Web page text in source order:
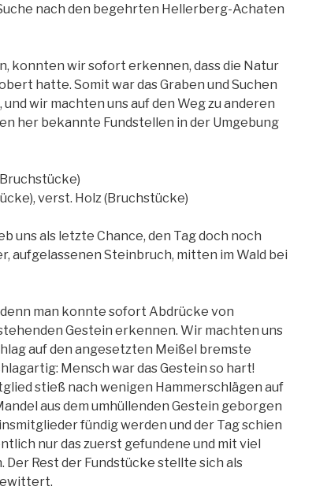
nach den begehrten Hellerberg-Achaten
konnten wir sofort erkennen, dass die Natur
hatte. Somit war das Graben und Suchen
wir machten uns auf den Weg zu anderen
her bekannte Fundstellen in der Umgebung
verst. Holz (Bruchstücke)
uns als letzte Chance, den Tag doch noch
aufgelassenen Steinbruch, mitten im Wald bei
man konnte sofort Abdrücke von
Gestein erkennen. Wir machten uns
auf den angesetzten Meißel bremste
Mensch war das Gestein so hart!
stieß nach wenigen Hammerschlägen auf
aus dem umhüllenden Gestein geborgen
fündig werden und der Tag schien
nur das zuerst gefundene und mit viel
Rest der Fundstücke stellte sich als